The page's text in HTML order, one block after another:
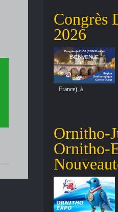
Congrès
2026
France), à
Ornitho-
Ornitho-